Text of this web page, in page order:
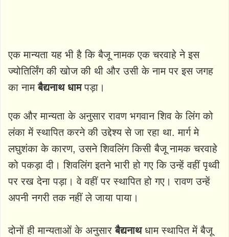
एक मान्यता यह भी है कि बैजू नामक एक चरवाहे ने इस
ज्योतिर्लिंग की खोज की थी और उसी के नाम पर इस जगह
का नामबैद्यनाथ धामपड़ा।
एक और मान्यता के अनुसार रावण भगवान शिव के लिंग को
लंका में स्थापित करने की उद्देश्य से जा रहा था. मार्ग मे
लघुशंका के कारण, उसने शिवलिंग किसी बैजू नामक चरवाहे
को पकड़ा दी। शिवलिंग इतने भारी हो गए कि उन्हें वहीं पृथ्वी
पर रख देना पड़ा। वे वहीं पर स्थापित हो गए। रावण उन्हें
अपनी नगरी तक नहीं ले जाया पाया।
दोनों ही मान्यताओं के अनुसारबैद्यनाथधाम स्थापित में बैजू